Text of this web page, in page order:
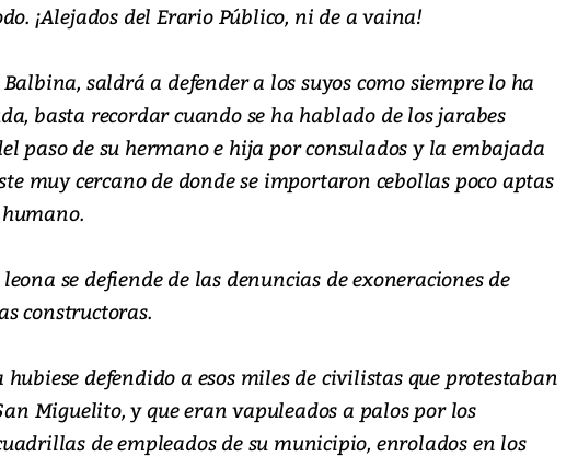
¡Alejados del Erario Público, ni de a vaina!
Balbina, saldrá a defender a los suyos como siempre lo ha
basta recordar cuando se ha hablado de los jarabes
paso de su hermano e hija por consulados y la embajada
muy cercano de donde se importaron cebollas poco aptas
se defiende de las denuncias de exoneraciones de
constructoras.
hubiese defendido a esos miles de civilistas que protestaban
Miguelito, y que eran vapuleados a palos por los
de empleados de su municipio, enrolados en los